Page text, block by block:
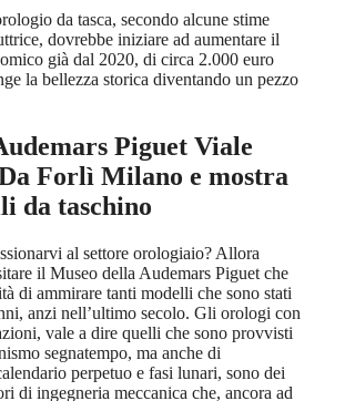
da tasca, secondo alcune stime
dovrebbe iniziare ad aumentare il
già dal 2020, di circa 2.000 euro
la bellezza storica diventando un pezzo
Piguet Viale
Forlì Milano e mostra
da taschino
al settore orologiaio? Allora
il Museo della Audemars Piguet che
di ammirare tanti modelli che sono stati
anzi nell’ultimo secolo. Gli orologi con
vale a dire quelli che sono provvisti
segnatempo, ma anche di
perpetuo e fasi lunari, sono dei
di ingegneria meccanica che, ancora ad